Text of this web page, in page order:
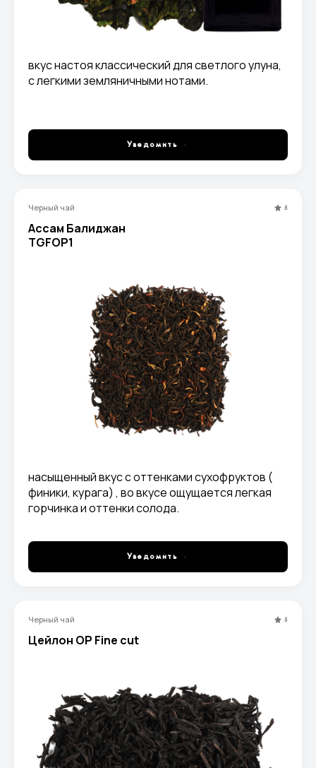
вкус настоя классический для светлого улуна,
с легкими земляничными нотами.
Уведомить
Черный чай 5
Ассам Балиджан
TGFOP1
насыщенный вкус с оттенками сухофруктов (
финики, курага) , во вкусе ощущается легкая
горчинка и оттенки солода.
Уведомить
Черный чай 5
Цейлон OP Fine cut